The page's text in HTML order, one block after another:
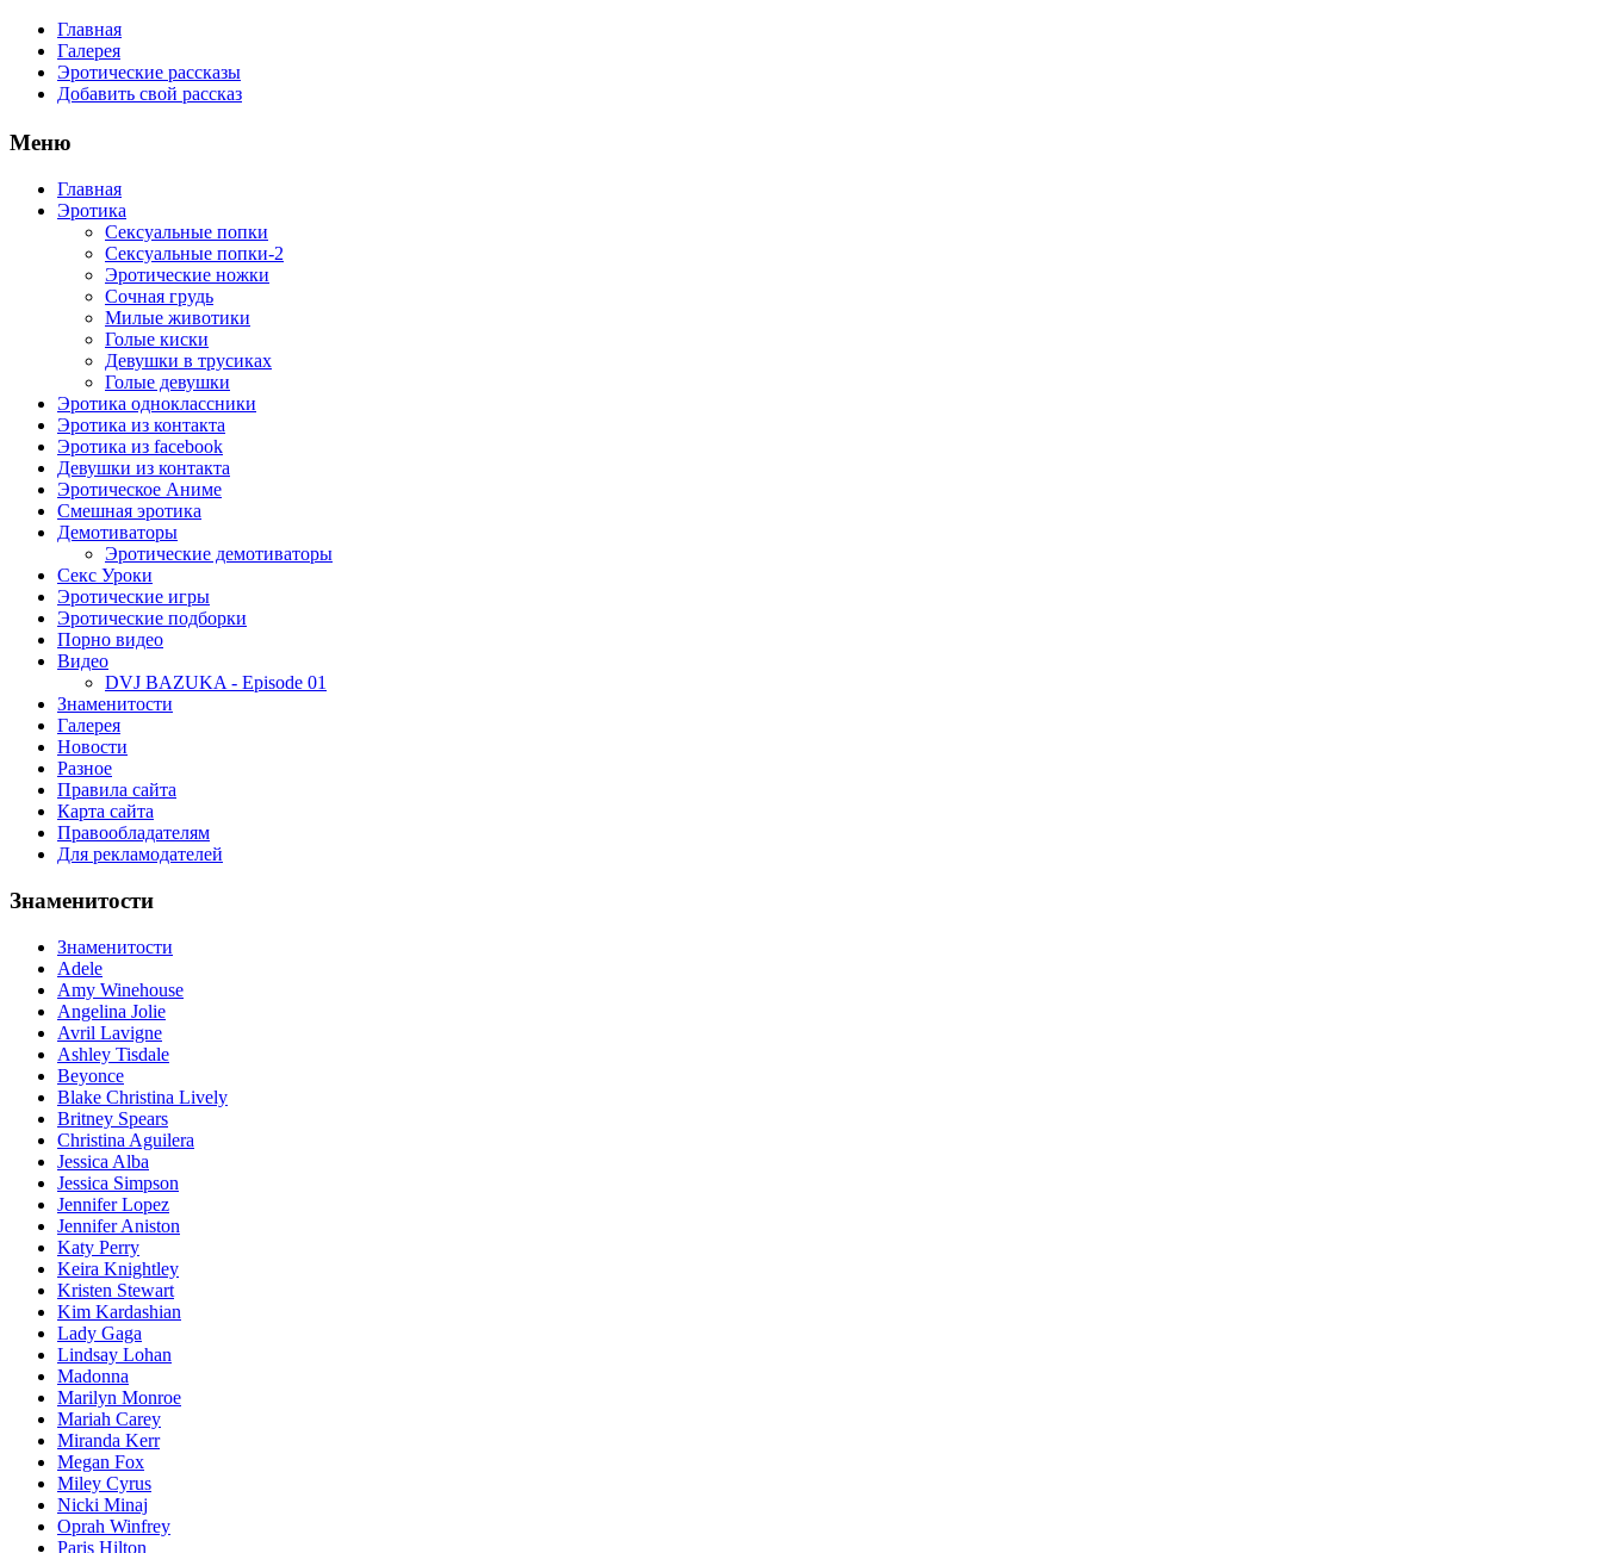
Главная
Галерея
Эротические рассказы
Добавить свой рассказ
Меню
Главная
Эротика
Сексуальные попки
Сексуальные попки-2
Эротические ножки
Сочная грудь
Милые животики
Голые киски
Девушки в трусиках
Голые девушки
Эротика одноклассники
Эротика из контакта
Эротика из facebook
Девушки из контакта
Эротическое Аниме
Смешная эротика
Демотиваторы
Эротические демотиваторы
Секс Уроки
Эротические игры
Эротические подборки
Порно видео
Видео
DVJ BAZUKA - Episode 01
Знаменитости
Галерея
Новости
Разное
Правила сайта
Карта сайта
Правообладателям
Для рекламодателей
Знаменитости
Знаменитости
Adele
Amy Winehouse
Angelina Jolie
Avril Lavigne
Ashley Tisdale
Beyonce
Blake Christina Lively
Britney Spears
Christina Aguilera
Jessica Alba
Jessica Simpson
Jennifer Lopez
Jennifer Aniston
Katy Perry
Keira Knightley
Kristen Stewart
Kim Kardashian
Lady Gaga
Lindsay Lohan
Madonna
Marilyn Monroe
Mariah Carey
Miranda Kerr
Megan Fox
Miley Cyrus
Nicki Minaj
Oprah Winfrey
Paris Hilton